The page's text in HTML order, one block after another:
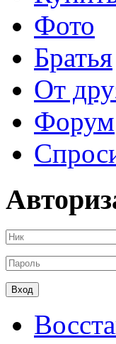
Фото
Братья
От
Форум